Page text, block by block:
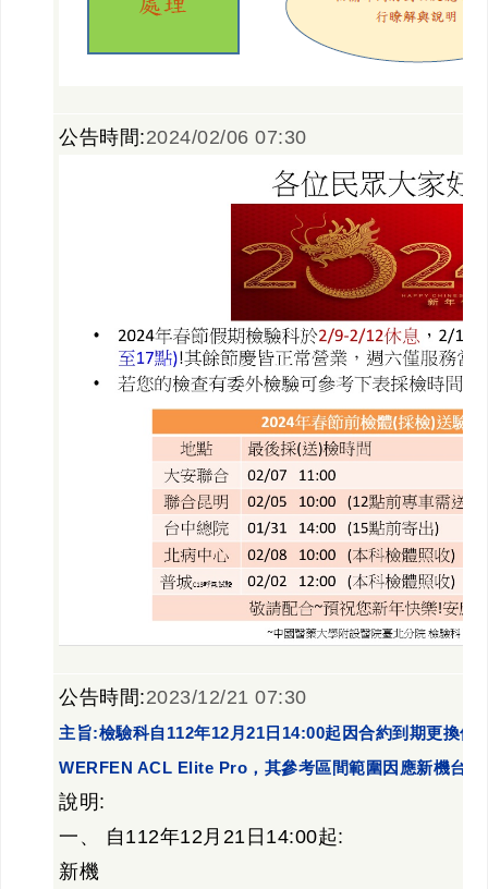
公告時間:2024/02/06 07:30
公告時間:2023/12/21 07:30
主旨:檢驗科自112年12月21日14:00起因合約到期更換
WERFEN ACL Elite Pro，其參考區間範圍因應新機台
說明:
一、 自112年12月21日14:00起:
新機